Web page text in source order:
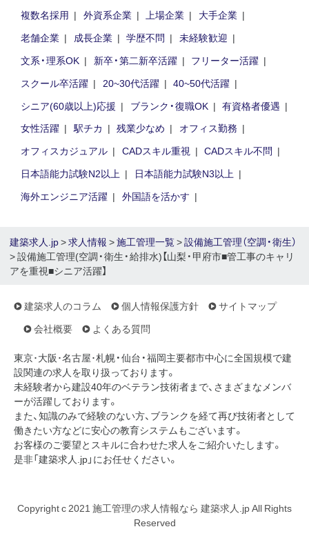
複数名採用
外資系企業 上場企業
大手企業
老舗企業
成長企業 学歴不問
未経験歓迎
文系・理系OK
新卒・第二新卒活躍
フリーター活躍
スクール卒活躍
20~30代活躍
40~50代活躍
シニア(60歳以上)応援
ブランク・復職OK
有資格者優遇
女性活躍
駅チカ 残業少なめ
オフィス勤務
オフィスカジュアル
CADスキル重視
CADスキル不問
日本語能力試験N2以上
日本語能力試験N3以上
海外エンジニア活躍
外国語を活かす
建築求人.jp>求人情報 >施工管理一覧>設備施工管理（空調・衛生）
> 設備施工管理(空調・衛生・給排水)【山梨・甲府市■管工事のキャリ
アを重視■シニア活躍】
建築求人のコラム 個人情報保護方針
サイトマップ
会社概要
よくある質問
東京･大阪･名古屋･札幌・仙台・福岡主要都市中心に全国規模で建
設関連の求人を取り扱っております。
未経験者から建設40年のベテラン技術者まで、さまざまなメンバ
ーが活躍しております。
また、知識のみで経験のない方、ブランクを経て再び技術者として
働きたい方などに安心の教育システムもございます。
お客様のご要望とスキルに合わせた求人をご紹介いたします。
是非「建築求人.jp」にお任せください。
Copyright c 2021 施工管理の求人情報なら 建築求人.jp All Rights
Reserved